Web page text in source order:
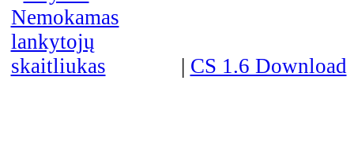
| CS 1.6 Download